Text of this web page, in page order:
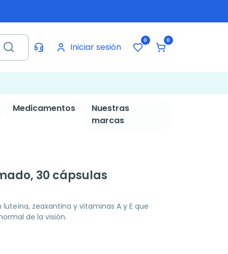
Iniciar sesión
0 0
Medicamentos
Nuestras
marcas
30 cápsulas
zeaxantina y vitaminas A y E que
de la visión.